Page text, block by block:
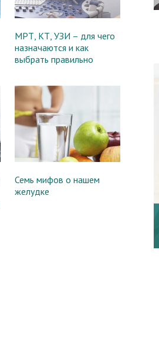
МРТ, КТ, УЗИ – для чего
назначаются и как
выбрать правильно
Семь мифов о нашем
желудке